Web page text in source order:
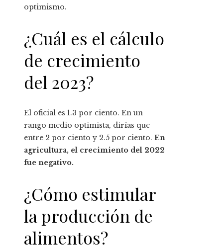
optimismo.
¿Cuál es el cálculo
de crecimiento
del 2023?
El oficial es 1.3 por ciento. En un
rango medio optimista, dirías que
entre 2 por ciento y 2.5 por ciento. En
agricultura, el crecimiento del 2022
fue negativo.
¿Cómo estimular
la producción de
alimentos?